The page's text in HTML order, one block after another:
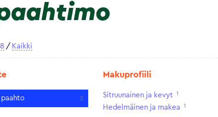
/ Kaikki
paahto 2
Makuprofiili
Sitruunainen ja kevyt 1
Hedelmäinen ja makea 1